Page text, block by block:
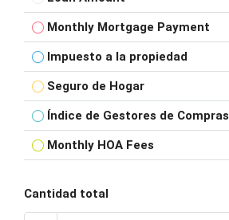
Monthly Mortgage Payment
Impuesto a la propiedad
Seguro de Hogar
Índice de Gestores de Compras
Monthly HOA Fees
Cantidad total